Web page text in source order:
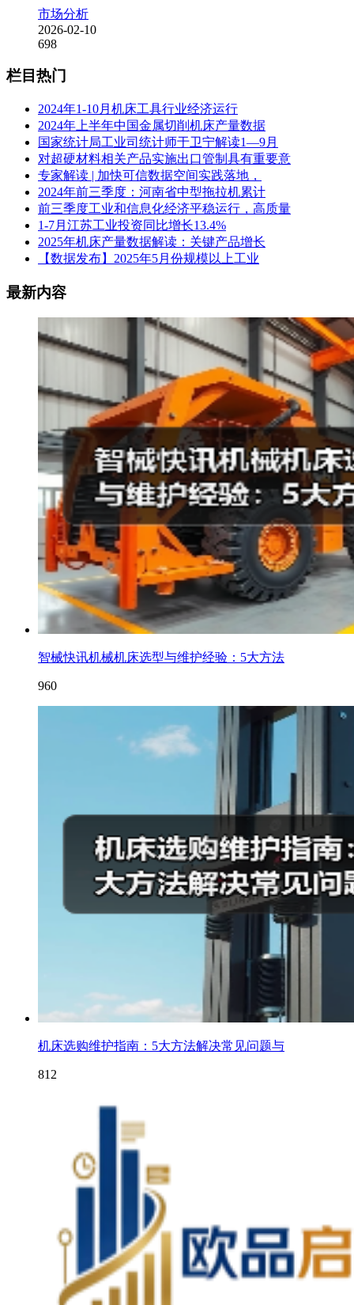
市场分析
2026-02-10
698
栏目热门
2024年1-10月机床工具行业经济运行
2024年上半年中国金属切削机床产量数据
国家统计局工业司统计师于卫宁解读1—9月
对超硬材料相关产品实施出口管制具有重要意
专家解读 | 加快可信数据空间实践落地，
2024年前三季度：河南省中型拖拉机累计
前三季度工业和信息化经济平稳运行，高质量
1-7月江苏工业投资同比增长13.4%
2025年机床产量数据解读：关键产品增长
【数据发布】2025年5月份规模以上工业
最新内容
智械快讯机械机床选型与维护经验：5大方法
960
机床选购维护指南：5大方法解决常见问题与
812